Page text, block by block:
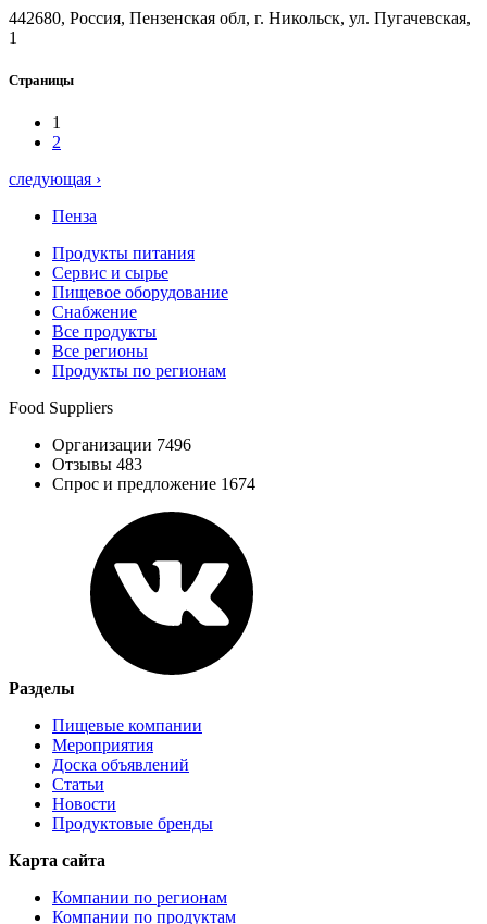
442680, Россия, Пензенская обл, г. Никольск, ул. Пугачевская,
1
Страницы
1
2
следующая ›
Пенза
Продукты питания
Сервис и сырье
Пищевое оборудование
Снабжение
Все продукты
Все регионы
Продукты по регионам
Food Suppliers
Организации 7496
Отзывы 483
Спрос и предложение 1674
Разделы
Пищевые компании
Мероприятия
Доска объявлений
Статьи
Новости
Продуктовые бренды
Карта сайта
Компании по регионам
Компании по продуктам